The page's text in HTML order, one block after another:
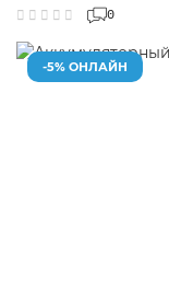
0
-5% ОНЛАЙН